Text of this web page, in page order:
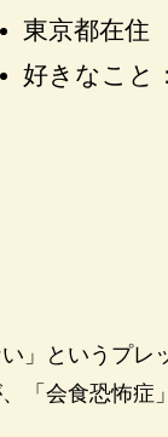
東京都在住
好きなこと
」というプ
「会食恐怖